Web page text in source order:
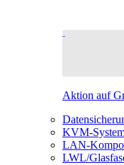
Aktion auf
KVM-
LAN-
LWL/